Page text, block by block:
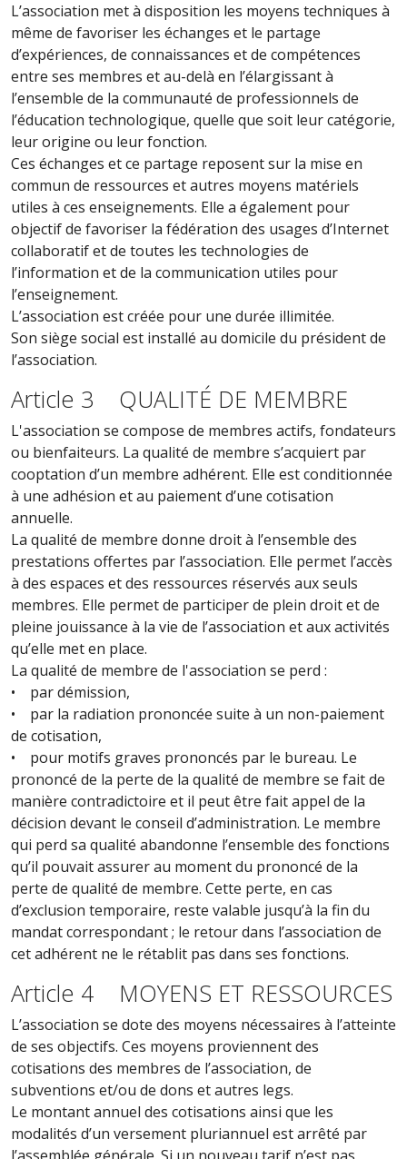
L’association met à disposition les moyens techniques à
même de favoriser les échanges et le partage
d’expériences, de connaissances et de compétences
entre ses membres et au-delà en l’élargissant à
l’ensemble de la communauté de professionnels de
l’éducation technologique, quelle que soit leur catégorie,
leur origine ou leur fonction.
Ces échanges et ce partage reposent sur la mise en
commun de ressources et autres moyens matériels
utiles à ces enseignements. Elle a également pour
objectif de favoriser la fédération des usages d’Internet
collaboratif et de toutes les technologies de
l’information et de la communication utiles pour
l’enseignement.
L’association est créée pour une durée illimitée.
Son siège social est installé au domicile du président de
l’association.
Article 3 QUALITÉ DE MEMBRE
L'association se compose de membres actifs, fondateurs
ou bienfaiteurs. La qualité de membre s’acquiert par
cooptation d’un membre adhérent. Elle est conditionnée
à une adhésion et au paiement d’une cotisation
annuelle.
La qualité de membre donne droit à l’ensemble des
prestations offertes par l’association. Elle permet l’accès
à des espaces et des ressources réservés aux seuls
membres. Elle permet de participer de plein droit et de
pleine jouissance à la vie de l’association et aux activités
qu’elle met en place.
La qualité de membre de l'association se perd :
• par démission,
• par la radiation prononcée suite à un non-paiement
de cotisation,
• pour motifs graves prononcés par le bureau. Le
prononcé de la perte de la qualité de membre se fait de
manière contradictoire et il peut être fait appel de la
décision devant le conseil d’administration. Le membre
qui perd sa qualité abandonne l’ensemble des fonctions
qu’il pouvait assurer au moment du prononcé de la
perte de qualité de membre. Cette perte, en cas
d’exclusion temporaire, reste valable jusqu’à la fin du
mandat correspondant ; le retour dans l’association de
cet adhérent ne le rétablit pas dans ses fonctions.
Article 4 MOYENS ET RESSOURCES
L’association se dote des moyens nécessaires à l’atteinte
de ses objectifs. Ces moyens proviennent des
cotisations des membres de l’association, de
subventions et/ou de dons et autres legs.
Le montant annuel des cotisations ainsi que les
modalités d’un versement pluriannuel est arrêté par